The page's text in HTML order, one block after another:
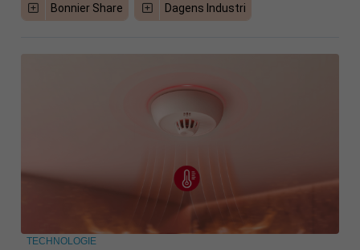
Bonnier Share Dagens Industri
TECHNOLOGIE